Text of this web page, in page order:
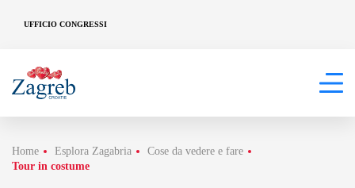
UFFICIO CONGRESSI
Home Esplora Zagabria
Cose da vedere e fare
Tour in costume